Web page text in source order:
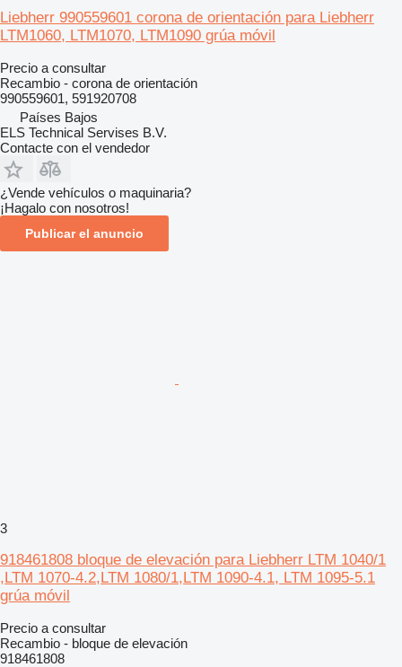
Liebherr 990559601 corona de orientación para Liebherr
LTM1060, LTM1070, LTM1090 grúa móvil
Precio a consultar
Recambio - corona de orientación
990559601, 591920708
Países Bajos
ELS Technical Servises B.V.
Contacte con el vendedor
¿Vende vehículos o maquinaria?
¡Hagalo con nosotros!
Publicar el anuncio
3
918461808 bloque de elevación para Liebherr LTM 1040/1
,LTM 1070-4.2,LTM 1080/1,LTM 1090-4.1, LTM 1095-5.1
grúa móvil
Precio a consultar
Recambio - bloque de elevación
918461808